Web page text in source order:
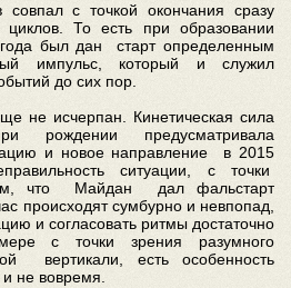
с точкой окончания сразу
циклов. То есть при образовании
был дан старт определенным
импульс, который и служил
до сих пор.
не исчерпан. Кинетическая сила
рождении предусматривала
и новое направление в 2015
ситуации, с точки
что Майдан дал фальстарт
происходят сумбурно и невпопад,
и согласовать ритмы достаточно
с точки зрения разумного
вертикали, есть особенность
не вовремя.